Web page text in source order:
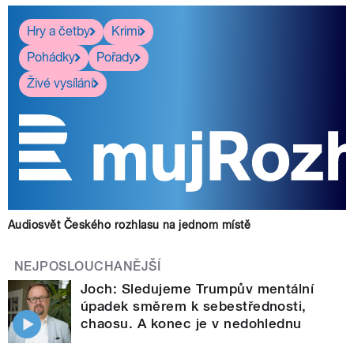
Hry a četby
Krimi
Pohádky
Pořady
Živé vysílání
Audiosvět Českého rozhlasu na jednom místě
NEJPOSLOUCHANĚJŠÍ
Joch: Sledujeme Trumpův mentální
úpadek směrem k sebestřednosti,
chaosu. A konec je v nedohlednu